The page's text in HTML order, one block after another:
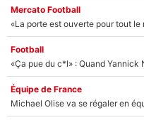
Mercato Football
Football
Équipe de France